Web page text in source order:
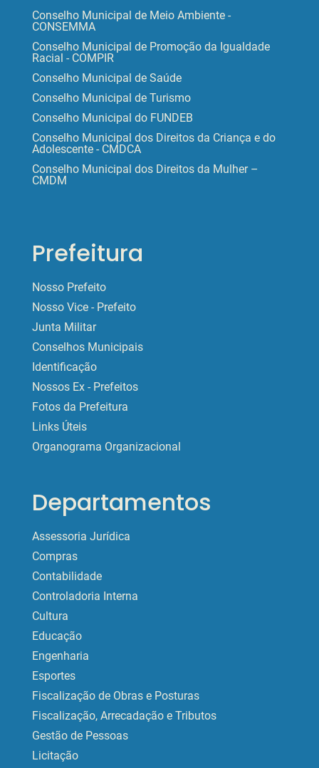
Conselho Municipal de Meio Ambiente -
CONSEMMA
Conselho Municipal de Promoção da Igualdade
Racial - COMPIR
Conselho Municipal de Saúde
Conselho Municipal de Turismo
Conselho Municipal do FUNDEB
Conselho Municipal dos Direitos da Criança e do
Adolescente - CMDCA
Conselho Municipal dos Direitos da Mulher –
CMDM
Prefeitura
Nosso Prefeito
Nosso Vice - Prefeito
Junta Militar
Conselhos Municipais
Identificação
Nossos Ex - Prefeitos
Fotos da Prefeitura
Links Úteis
Organograma Organizacional
Departamentos
Assessoria Jurídica
Compras
Contabilidade
Controladoria Interna
Cultura
Educação
Engenharia
Esportes
Fiscalização de Obras e Posturas
Fiscalização, Arrecadação e Tributos
Gestão de Pessoas
Licitação